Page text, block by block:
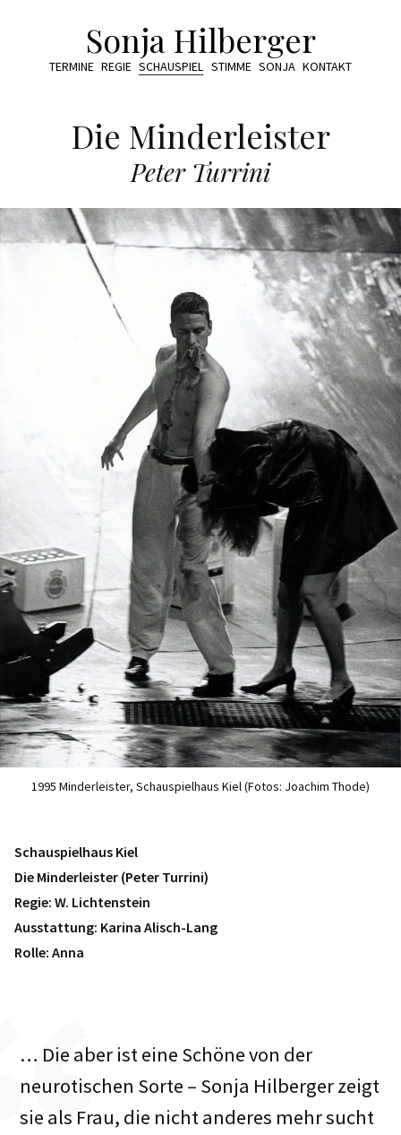
Sonja Hilberger
TERMINE REGIE SCHAUSPIEL STIMME SONJA KONTAKT
Die Minderleister
Peter Turrini
1995 Minderleister, Schauspielhaus Kiel (Fotos: Joachim Thode)
Schauspielhaus Kiel
Die Minderleister (Peter Turrini)
Regie: W. Lichtenstein
Ausstattung: Karina Alisch-Lang
Rolle: Anna
… Die aber ist eine Schöne von der
neurotischen Sorte – Sonja Hilberger zeigt
sie als Frau, die nicht anderes mehr sucht